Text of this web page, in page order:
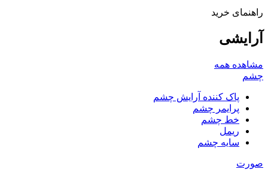
راهنمای خرید
آرایشی
مشاهده همه
چشم
پاک کننده آرایش چشم
پرایمر چشم
خط چشم
ریمل
سایه چشم
صورت